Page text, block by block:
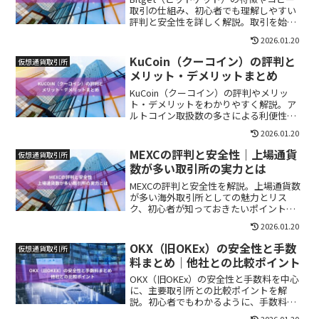
取引の仕組み、初心者でも理解しやすい
評判と安全性を詳しく解説。取引を始め
る前に知るべきポイントをまとめます。
2026.01.20
仮想通貨取引所
KuCoin（クーコイン）の評判と
メリット・デメリットまとめ
KuCoin（クーコイン）の評判やメリッ
ト・デメリットをわかりやすく解説。ア
ルトコイン取扱数の多さによる利便性と
リスクを初心者向けにまとめています。
2026.01.20
仮想通貨取引所
MEXCの評判と安全性｜上場通貨
数が多い取引所の実力とは
MEXCの評判と安全性を解説。上場通貨数
が多い海外取引所としての魅力とリス
ク、初心者が知っておきたいポイントを
2026.01.20
仮想通貨取引所
OKX（旧OKEx）の安全性と手数
料まとめ｜他社との比較ポイント
OKX（旧OKEx）の安全性と手数料を中心
に、主要取引所との比較ポイントを解
説。初心者でもわかるように、手数料体
系・セキュリティ・取扱銘柄の特徴を整